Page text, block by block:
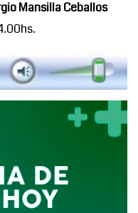
Mansilla Ceballos